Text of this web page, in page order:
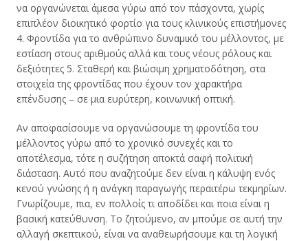
να οργανώνεται άμεσα γύρω από τον πάσχοντα, χωρίς
επιπλέον διοικητικό φορτίο για τους κλινικούς επιστήμονες
4. Φροντίδα για το ανθρώπινο δυναμικό του μέλλοντος, με
εστίαση στους αριθμούς αλλά και τους νέους ρόλους και
δεξιότητες 5. Σταθερή και βιώσιμη χρηματοδότηση, στα
στοιχεία της φροντίδας που έχουν τον χαρακτήρα
επένδυσης – σε μια ευρύτερη, κοινωνική οπτική.
Αν αποφασίσουμε να οργανώσουμε τη φροντίδα του
μέλλοντος γύρω από το χρονικό συνεχές και το
αποτέλεσμα, τότε η συζήτηση αποκτά σαφή πολιτική
διάσταση. Αυτό που αναζητούμε δεν είναι η κάλυψη ενός
κενού γνώσης ή η ανάγκη παραγωγής περαιτέρω τεκμηρίων.
Γνωρίζουμε, πια, εν πολλοίς τι αποδίδει και ποια είναι η
βασική κατεύθυνση. Το ζητούμενο, αν μπούμε σε αυτή την
αλλαγή σκεπτικού, είναι να αναθεωρήσουμε και τη λογική